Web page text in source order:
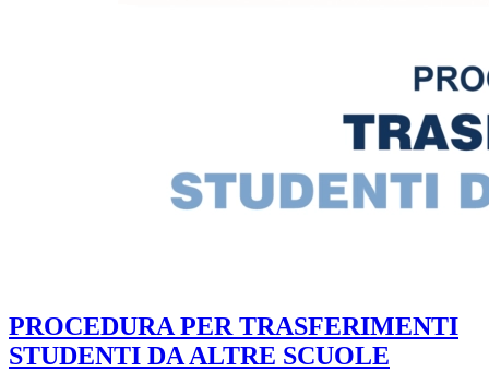
PROCEDURA PER TRASFERIMENTI
STUDENTI DA ALTRE SCUOLE